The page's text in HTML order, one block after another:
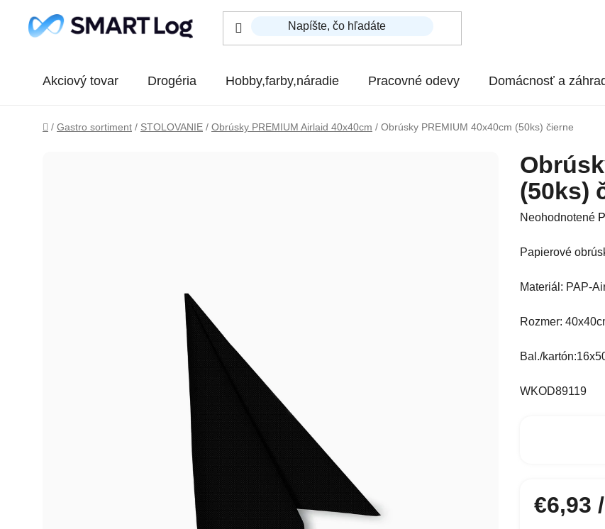
Akciový tovar Drogéria Hobby,farby,náradie Pracovné odevy Domácnosť a
Domov
/ Gastro sortiment / STOLOVANIE / Obrúsky PREMIUM Airlaid 40x40cm / Obrúsky PREMIUM 40x40cm (50ks) čierne
(50ks)
Priemerné
Neohodnotené
Papierové
Materiál: PAP-
Rozmer:
Bal./
WKOD89119
€6,93